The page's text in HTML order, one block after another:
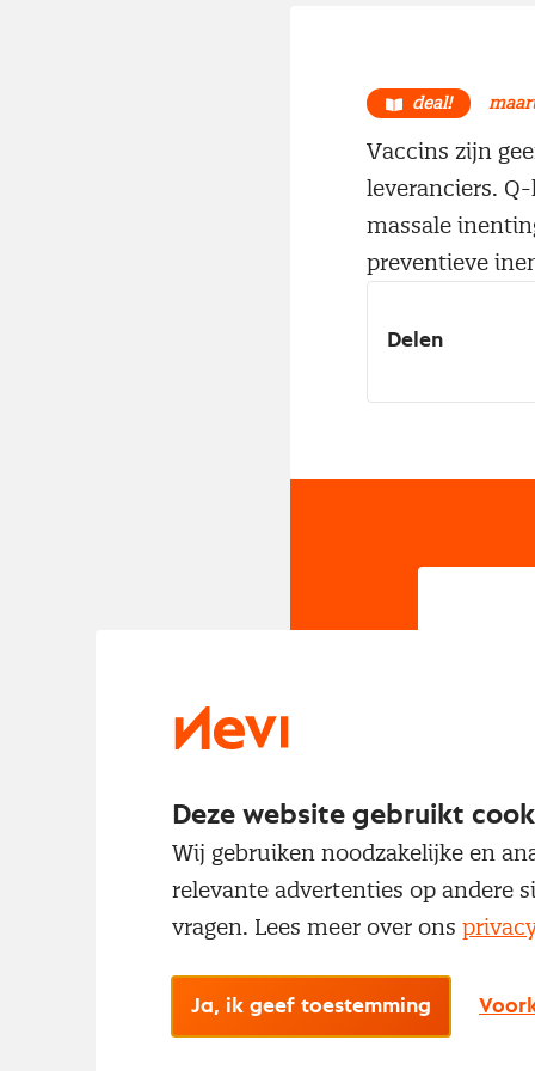
deal!
Vaccins zijn
leveranciers.
massale
preventieve
Delen
Deze website gebruikt
Wij gebruiken noodzakelijke en
relevante advertenties op andere
vragen. Lees meer over ons
Ja, ik geef toestemming